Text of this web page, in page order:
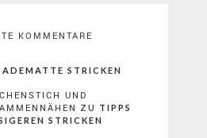
KOMMENTARE
STRICKEN
UND
ZU TIPPS
STRICKEN